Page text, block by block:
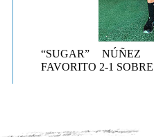
“SUGAR” NÚÑEZ
FAVORITO 2-1